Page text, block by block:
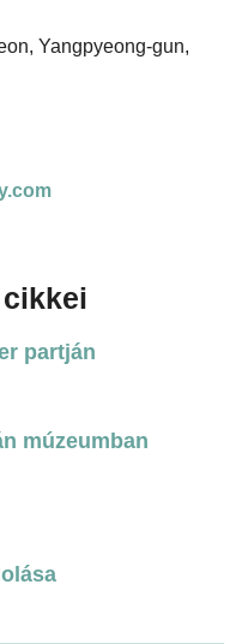
Yangpyeong-gun,
partján
múzeumban